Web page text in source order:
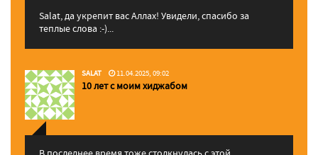
Salat, да укрепит вас Аллаx! Увидели, спасибо за
теплые слова :-)...
SALAT 11.04.2025, 09:02
10 лет с моим хиджабом